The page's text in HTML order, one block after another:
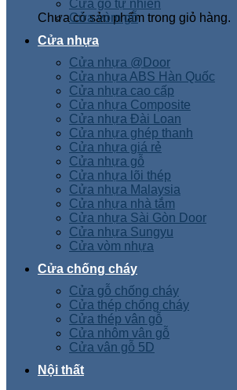
Chưa có sản phẩm trong giỏ hàng.
Cửa gỗ tự nhiên
Cửa vòm gỗ
Cửa nhựa
Cửa nhựa @Door
Cửa nhựa ABS Hàn Quốc
Cửa nhựa cao cấp
Cửa nhựa Composite
Cửa nhựa Đài Loan
Cửa nhựa ghép thanh
Cửa nhựa giá rẻ
Cửa nhựa gỗ
Cửa nhựa lõi thép
Cửa nhựa Malaysia
Cửa nhựa nhà tắm
Cửa nhựa Sài Gòn Door
Cửa nhựa Sungyu
Cửa vòm nhựa
Cửa chống cháy
Cửa gỗ chống cháy
Cửa thép chống cháy
Cửa thép vân gỗ
Cửa nhôm vân gỗ
Cửa vân gỗ 5D
Nội thất